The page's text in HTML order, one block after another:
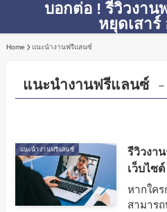
บอกต่อ ! รีวิวงาน
หยุดเสาร์
Home แนะนำงานฟรีแลนซ์
แนะนำงานฟรีแลนซ์
แนะนำงานฟรีแลนซ์
รีวิวงา
เว็บไซ
หากใค
สามาร